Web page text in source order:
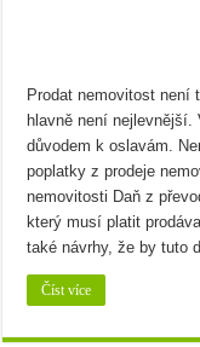
Prodat nemovitost není
hlavně není
důvodem k oslavám.
poplatky z prodeje
nemovitosti Daň z
který musí platit
také návrhy, že by tuto
Číst více